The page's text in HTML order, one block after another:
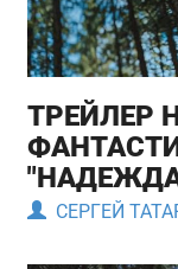
ТРЕЙЛЕР
СЕРГЕЙ